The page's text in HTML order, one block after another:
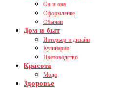
Он и она
Оформление
Обычаи
Дом и быт
Интерьер и дизайн
Кулинария
Цветоводство
Красота
Мода
Здоровье